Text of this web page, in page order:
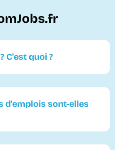
C'est quoi ?
d'emplois sont-elles